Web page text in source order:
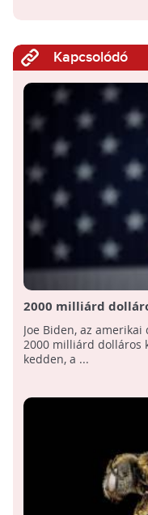
Kapcsolódó
2000 milliárd
kampányol az
Joe Biden, az
2000 milliárd dolláros
kedden, a ...